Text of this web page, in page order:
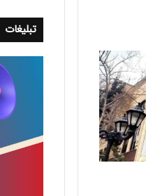
تبلیغات